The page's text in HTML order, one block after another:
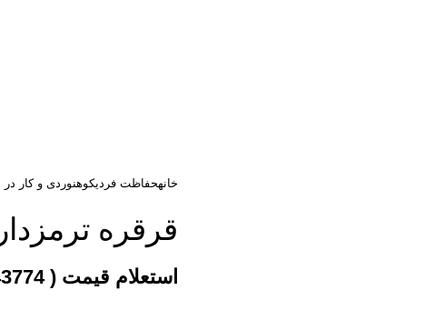
خانهحفاظت فردیکوهنوردی و کار در
قرقره ترمزدار با
استعلام قیمت ( 09182943774 )